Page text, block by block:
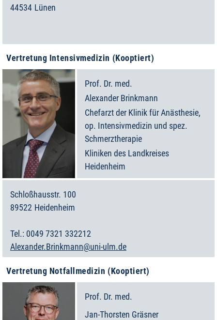
44534 Lünen
Vertretung Intensivmedizin (Kooptiert)
Prof. Dr. med.
Alexander Brinkmann
Chefarzt der Klinik für Anästhesie,
op. Intensivmedizin und spez.
Schmerztherapie
Kliniken des Landkreises
Heidenheim
Schloßhausstr. 100
89522 Heidenheim
0049 7321 332212
Alexander.Brinkmann@uni-ulm.de
Vertretung Notfallmedizin (Kooptiert)
Prof. Dr. med.
Jan-Thorsten Gräsner